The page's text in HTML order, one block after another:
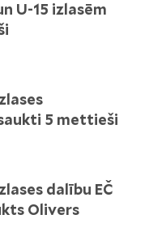
U-15 izlasēm
5 mettieši
dalību EČ
Olivers